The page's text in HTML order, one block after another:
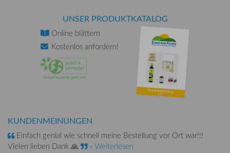
UNSER PRODUKTKATALOG
Online blättern
Kostenlos anfordern!
KUNDENMEINUNGEN
Einfach genial wie schnell meine Bestellung vor Ort war!!!
Vielen lieben Dank 🙏
» Weiterlesen